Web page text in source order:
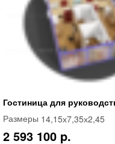
Гостиница для
Размеры 14,15х7,35х2,45
2 593 100 p.